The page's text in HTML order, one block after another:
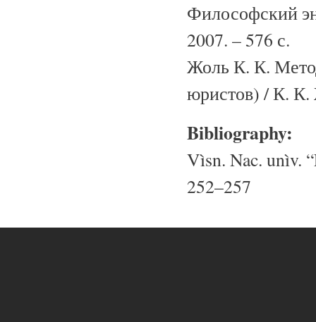
Философский
2007. – 576 с.
Жоль К. К.
юристов) / К. К.
Bibliography:
Vìsn. Nac. unìv.
252–257